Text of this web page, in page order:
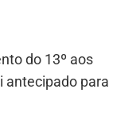
do 13º aos
antecipado para